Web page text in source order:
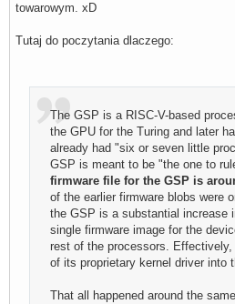
towarowym. xD
Tutaj do poczytania dlaczego:
The GSP is a RISC-V-based
the GPU for the Turing and later
already had "six or seven little
GSP is meant to be "the one to
firmware file for the GSP is
of the earlier firmware blobs were
the GSP is a substantial increase
single firmware image for the
rest of the processors.
of its proprietary kernel driver into
That all happened around the